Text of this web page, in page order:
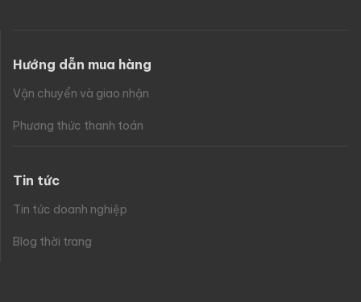
Hướng dẫn mua hàng
Vận chuyển và giao nhận
Phương thức thanh toán
Tin tức
Tin tức doanh nghiệp
Blog thời trang